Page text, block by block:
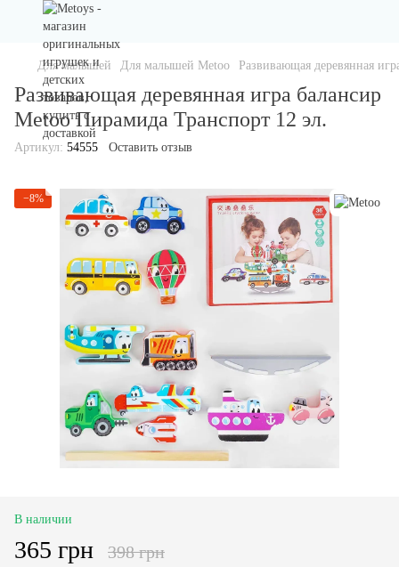
Для малышей Для малышей Metoo Развивающая деревянная
Развивающая деревянная игра балансир
Metoo Пирамида Транспорт 12 эл.
Артикул: 54555 Оставить отзыв
−8%
В наличии
365 грн 398 грн